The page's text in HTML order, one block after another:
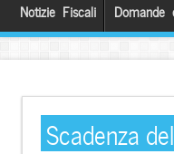
Notizie Fiscali Domande
Scadenza